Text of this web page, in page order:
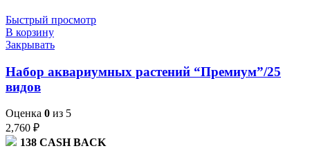
Быстрый просмотр
В корзину
Закрывать
Набор аквариумных растений “Премиум”/25
видов
Оценка 0 из 5
2,760 ₽
138 CASH BACK